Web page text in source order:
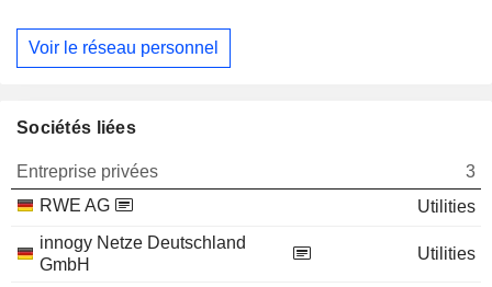
Voir le réseau personnel
Sociétés liées
Entreprise privées
3
RWE AG
Utilities
innogy Netze Deutschland
GmbH
Utilities